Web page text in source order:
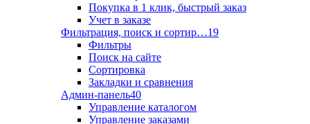
Покупка в 1 клик, быстрый заказ
Учет в заказе
Фильтрация, поиск и сортир…19
Фильтры
Поиск на сайте
Сортировка
Закладки и сравнения
Админ-панель40
Управление каталогом
Управление заказами